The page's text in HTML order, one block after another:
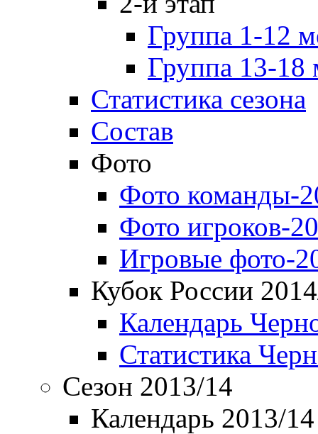
Группа 1-12
Группа 13-18
Статистика сезона
Состав
Фото
Фото команды-
Фото игроков-
Игровые фото-
Кубок России
Календарь
Статистика
Сезон 2013/14
Календарь 2013/14